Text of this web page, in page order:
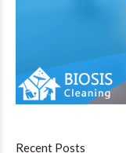
Recent Posts